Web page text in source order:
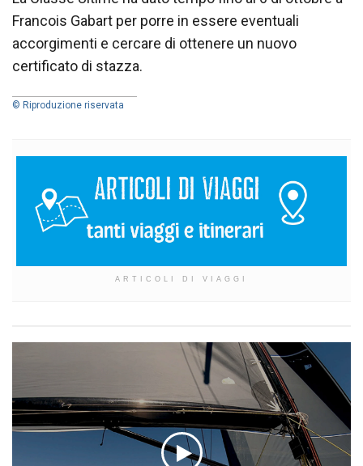
Francois Gabart per porre in essere eventuali
accorgimenti e cercare di ottenere un nuovo
certificato di stazza.
© Riproduzione riservata
ARTICOLI DI VIAGGI